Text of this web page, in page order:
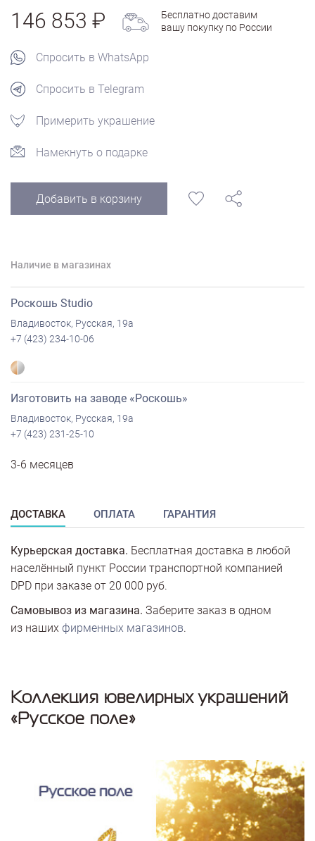
146 853
Бесплатно доставим
вашу покупку по России
Спросить в WhatsApp
Спросить в Telegram
Примерить украшение
Намекнуть о подарке
Добавить в корзину
Наличие в магазинах
Роскошь Studio
Владивосток, Русская, 19а
+7 (423) 234-10-06
Изготовить на заводе «Роскошь»
Владивосток, Русская, 19а
+7 (423) 231-25-10
3-6 месяцев
ДОСТАВКА ОПЛАТА ГАРАНТИЯ
Курьерская доставка. Бесплатная доставка в любой
населённый пункт России транспортной компанией
DPD при заказе от 20 000 руб.
Самовывоз из магазина. Заберите заказ в одном
из наших фирменных магазинов.
Коллекция ювелирных украшений
«Русское поле»